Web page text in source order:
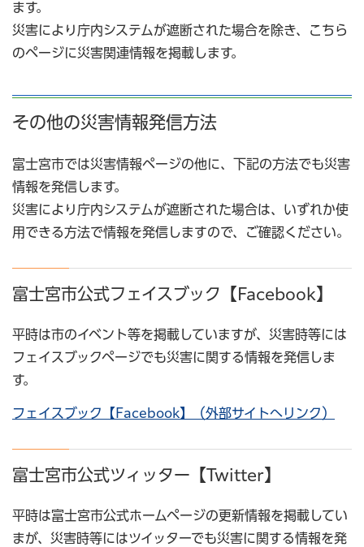
ます。
災害により庁内システムが遮断された場合を除き、こちら
のページに災害関連情報を掲載します。
その他の災害情報発信方法
富士宮市では災害情報ページの他に、下記の方法でも災害
情報を発信します。
災害により庁内システムが遮断された場合は、いずれか使
用できる方法で情報を発信しますので、ご確認ください。
富士宮市公式フェイスブック【Facebook】
平時は市のイベント等を掲載していますが、災害時等には
フェイスブックページでも災害に関する情報を発信しま
す。
フェイスブック【Facebook】（外部サイトへリンク）
富士宮市公式ツィッター【Twitter】
平時は富士宮市公式ホームページの更新情報を掲載してい
まが、災害時等にはツイッターでも災害に関する情報を発